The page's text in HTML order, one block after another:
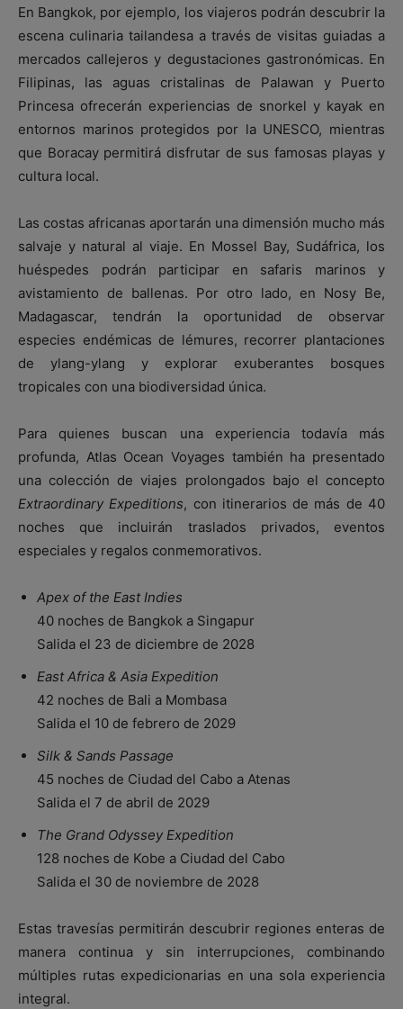
En Bangkok, por ejemplo, los viajeros podrán descubrir la
escena culinaria tailandesa a través de visitas guiadas a
mercados callejeros y degustaciones gastronómicas. En
Filipinas, las aguas cristalinas de Palawan y Puerto
Princesa ofrecerán experiencias de snorkel y kayak en
entornos marinos protegidos por la UNESCO, mientras
que Boracay permitirá disfrutar de sus famosas playas y
cultura local.
Las costas africanas aportarán una dimensión mucho más
salvaje y natural al viaje. En Mossel Bay, Sudáfrica, los
huéspedes podrán participar en safaris marinos y
avistamiento de ballenas. Por otro lado, en Nosy Be,
Madagascar, tendrán la oportunidad de observar
especies endémicas de lémures, recorrer plantaciones
de ylang-ylang y explorar exuberantes bosques
tropicales con una biodiversidad única.
Para quienes buscan una experiencia todavía más
profunda, Atlas Ocean Voyages también ha presentado
una colección de viajes prolongados bajo el concepto
Extraordinary Expeditions, con itinerarios de más de 40
noches que incluirán traslados privados, eventos
especiales y regalos conmemorativos.
Apex of the East Indies
40 noches de Bangkok a Singapur
Salida el 23 de diciembre de 2028
East Africa & Asia Expedition
42 noches de Bali a Mombasa
Salida el 10 de febrero de 2029
Silk & Sands Passage
45 noches de Ciudad del Cabo a Atenas
Salida el 7 de abril de 2029
The Grand Odyssey Expedition
128 noches de Kobe a Ciudad del Cabo
Salida el 30 de noviembre de 2028
Estas travesías permitirán descubrir regiones enteras de
manera continua y sin interrupciones, combinando
múltiples rutas expedicionarias en una sola experiencia
integral.